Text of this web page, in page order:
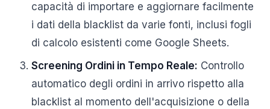
capacità di importare e aggiornare facilmente
i dati della blacklist da varie fonti, inclusi fogli
di calcolo esistenti come Google Sheets.
Screening Ordini in Tempo Reale: Controllo
automatico degli ordini in arrivo rispetto alla
blacklist al momento dell'acquisizione o della